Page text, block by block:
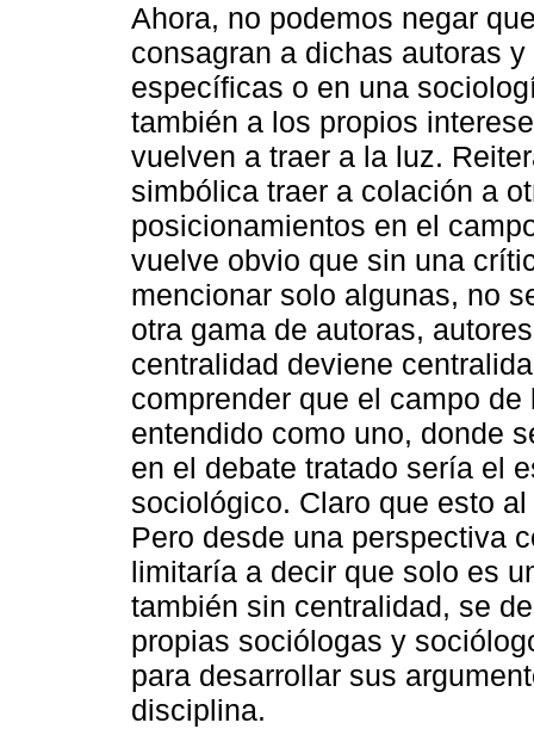
Ahora, no podemos negar
consagran a dichas autoras
específicas o en una
también a los propios
vuelven a traer a la luz.
simbólica traer a colación a
posicionamientos en el
vuelve obvio que sin una
mencionar solo algunas, no
otra gama de autoras,
centralidad deviene
comprender que el campo
entendido como uno, donde
en el debate tratado sería el
sociológico. Claro que esto
Pero desde una perspectiva
limitaría a decir que solo es
también sin centralidad, se
propias sociólogas y
para desarrollar sus
disciplina.